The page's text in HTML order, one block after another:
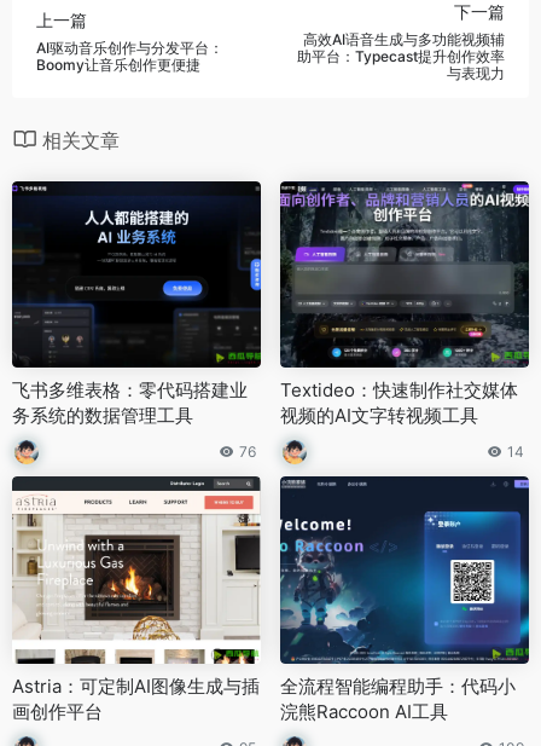
上一篇
AI驱动音乐创作与分发平台：
Boomy让音乐创作更便捷
下一篇
高效AI语音生成与多功能视频辅
助平台：Typecast提升创作效率
与表现力
相关文章
飞书多维表格：零代码搭建业
务系统的数据管理工具
76
Textideo：快速制作社交媒体
视频的AI文字转视频工具
14
Astria：可定制AI图像生成与插
画创作平台
全流程智能编程助手：代码小
浣熊Raccoon AI工具